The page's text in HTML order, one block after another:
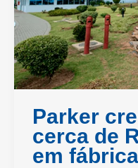
Parker
cerca de
em fábrica